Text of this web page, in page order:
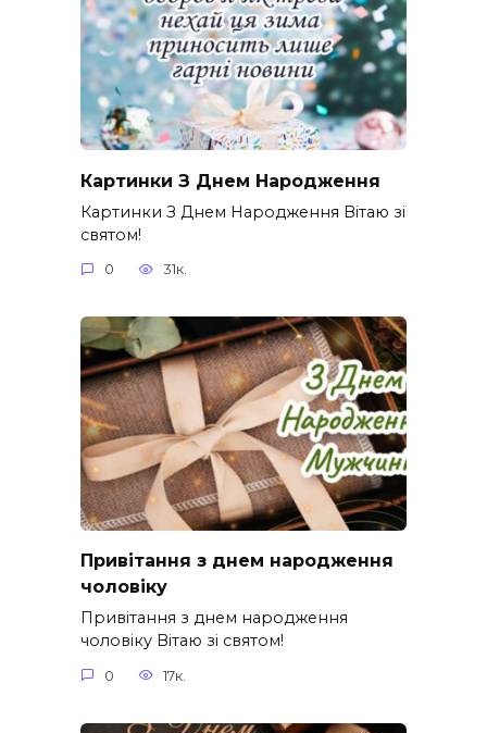
Картинки З Днем Народження
Картинки З Днем Народження Вітаю зі
святом!
0 31к.
Привітання з днем народження
чоловіку
Привітання з днем народження
чоловіку Вітаю зі святом!
0 17к.